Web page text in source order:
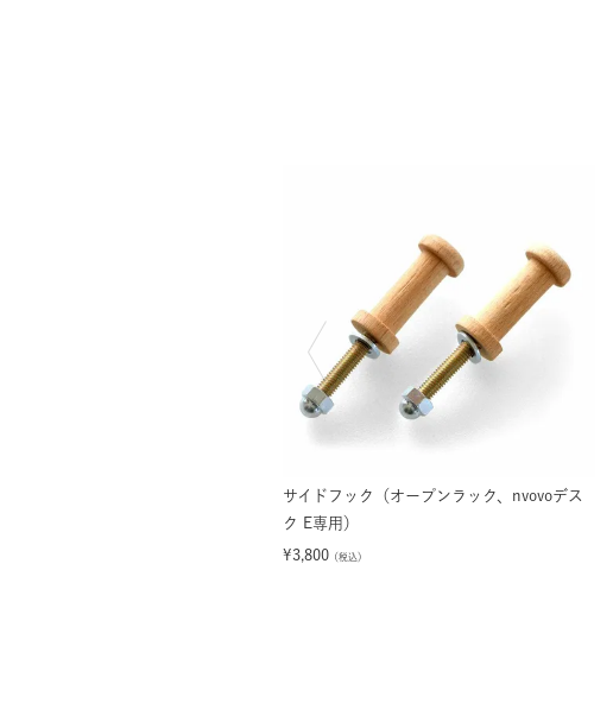
サイドフック（オープンラック、nvovoデス
ク E専用）
¥3,800 （税込）